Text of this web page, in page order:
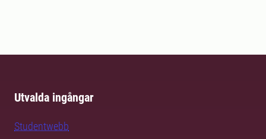
Utvalda ingångar
Studentwebb